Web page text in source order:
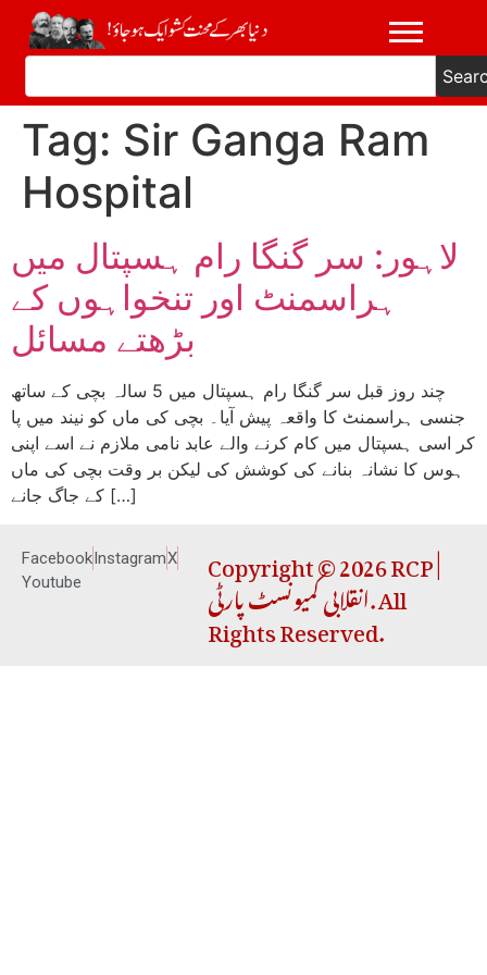
Tag: Sir Ganga Ram
Hospital
لاہور: سر گنگا رام ہسپتال میں
ہراسمنٹ اور تنخواہوں کے
بڑھتے مسائل
چند روز قبل سر گنگا رام ہسپتال میں 5 سالہ بچی کے ساتھ
جنسی ہراسمنٹ کا واقعہ پیش آیا۔ بچی کی ماں کو نیند میں پا
کر اسی ہسپتال میں کام کرنے والے عابد نامی ملازم نے اسے اپنی
ہوس کا نشانہ بنانے کی کوشش کی لیکن بر وقت بچی کی ماں
کے جاگ جانے […]
FacebookInstagramX
Youtube
Copyright © 2026 RCP |
انقلابی کمیونسٹ پارٹی. All
Rights Reserved.